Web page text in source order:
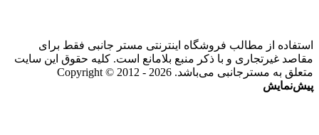
استفاده از مطالب فروشگاه اینترنتی مستر جانبی فقط برای
مقاصد غیرتجاری و با ذکر منبع بلامانع است. کلیه حقوق این سایت
متعلق به مسترجانبی می‌باشد. Copyright © 2012 - 2026
پیش‌نمایش